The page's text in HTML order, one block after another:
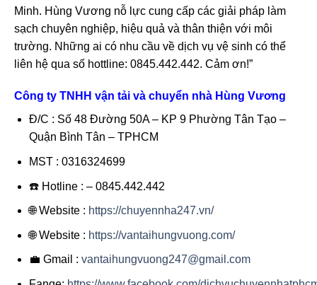
Minh. Hùng Vương nỗ lực cung cấp các giải pháp làm
sạch chuyên nghiệp, hiệu quả và thân thiện với môi
trường. Những ai có nhu cầu về dịch vụ vệ sinh có thể
liên hệ qua số hottline: 0845.442.442. Cảm ơn!”
Công ty TNHH vận tải và chuyển nhà Hùng Vương
Đ/C : Số 48 Đường 50A – KP 9 Phường Tân Tạo –
Quận Bình Tân – TPHCM
MST : 0316324699
☎️ Hotline : – 0845.442.442
🌐 Website : https://chuyennha247.vn/
🌐 Website : https://vantaihungvuong.com/
💼 Gmail : vantaihungvuong247@gmail.com